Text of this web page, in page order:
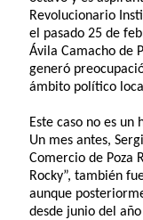
Revolucionario
el pasado 25 de
Ávila Camacho de
generó
ámbito político
Este caso no es
Un mes antes,
Comercio de Poza
Rocky”, también
aunque
desde junio del